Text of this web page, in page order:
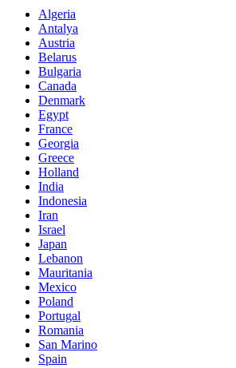
Algeria
Antalya
Austria
Belarus
Bulgaria
Canada
Denmark
Egypt
France
Georgia
Greece
Holland
India
Indonesia
Iran
Israel
Japan
Lebanon
Mauritania
Mexico
Poland
Portugal
Romania
San Marino
Spain